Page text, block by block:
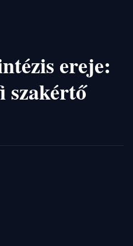
ereje:
szakértő